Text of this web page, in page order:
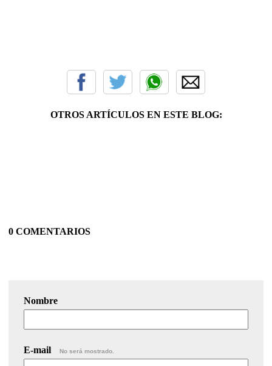
OTROS ARTÍCULOS EN ESTE BLOG:
0 COMENTARIOS
Nombre
E-mail No será mostrado.